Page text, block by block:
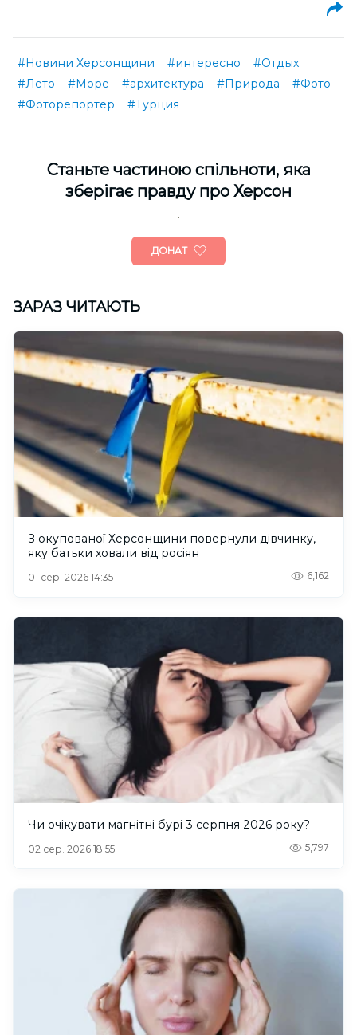
#Новини Херсонщини #интересно
#Отдых
#Лето
#Море #архитектура #Природа
#Фото
#Фоторепортер
#Турция
Cтаньте частиною спільноти, яка
зберігає правду про Херсон
ДОНАТ
ЗАРАЗ ЧИТАЮТЬ
З окупованої Херсонщини повернули дівчинку,
яку батьки ховали від росіян
01 сер. 2026 14:35 6,162
Чи очікувати магнітні бурі 3 серпня 2026 року?
02 сер. 2026 18:55 5,797